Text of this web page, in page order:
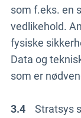
som f.eks. en
vedlikehold.
fysiske
Data og
som er
3.4
Stratsys